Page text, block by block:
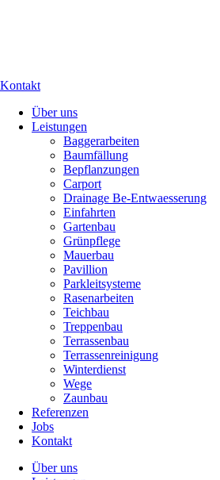
Kontakt
Über uns
Leistungen
Baggerarbeiten
Baumfällung
Bepflanzungen
Carport
Drainage Be-Entwaesserung
Einfahrten
Gartenbau
Grünpflege
Mauerbau
Pavillion
Parkleitsysteme
Rasenarbeiten
Teichbau
Treppenbau
Terrassenbau
Terrassenreinigung
Winterdienst
Wege
Zaunbau
Referenzen
Jobs
Kontakt
Über uns